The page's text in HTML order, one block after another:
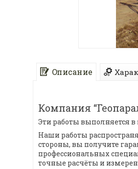
Описание
Компания
Эти работы выполняется в
Наши работы
стороны, вы получите
профессиональных
точные расчёты и